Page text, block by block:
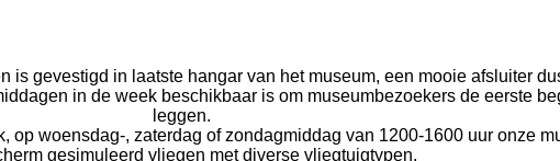
gevestigd in laatste hangar van het museum, een mooie afsluiter
in de week beschikbaar is om museumbezoekers de eerste
leggen.
woensdag-, zaterdag of zondagmiddag van 1200-1600 uur onze
gesimuleerd vliegen met diverse vliegtuigtypen.